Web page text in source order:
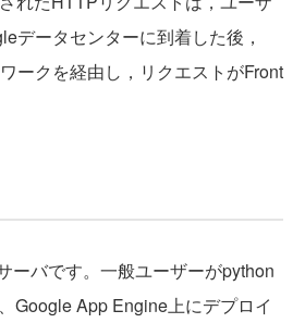
データセンターに到着した後，
ークを経由し，リクエストがFront
ーバです。一般ユーザーがpython
Google App Engine上にデプロイ